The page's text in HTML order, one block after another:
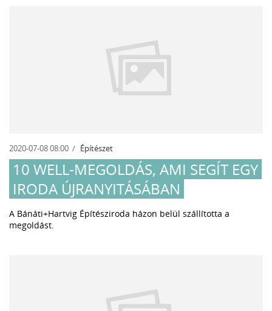
2020-07-08 08:00 Építészet
10 WELL-MEGOLDÁS, AMI SEGÍT EGY
IRODA ÚJRANYITÁSÁBAN
A Bánáti+Hartvig Építésziroda házon belül szállította a
megoldást.